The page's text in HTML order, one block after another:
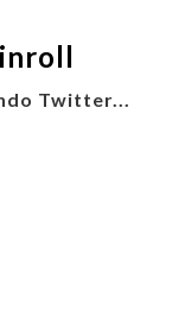
Twitter...